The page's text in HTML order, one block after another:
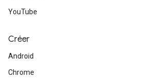
YouTube
Créer
Android
Chrome